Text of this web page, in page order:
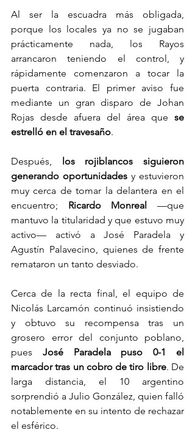
Al ser la escuadra más obligada,
porque los locales ya no se jugaban
prácticamente nada, los Rayos
arrancaron teniendo el control, y
rápidamente comenzaron a tocar la
puerta contraria. El primer aviso fue
mediante un gran disparo de Johan
Rojas desde afuera del área que se
estrelló en el travesaño.
Después,
los rojiblancos siguieron
generando oportunidades y estuvieron
muy cerca de tomar la delantera en el
encuentro; Ricardo Monreal
—que
mantuvo la titularidad y que estuvo muy
activo— activó a José Paradela y
Agustín Palavecino, quienes de frente
remataron un tanto desviado.
Cerca de la recta final, el equipo de
Nicolás Larcamón continuó insistiendo
y obtuvo su recompensa tras un
grosero error del conjunto poblano,
pues José Paradela puso 0-1 el
marcador tras un cobro de tiro libre. De
larga distancia, el 10 argentino
sorprendió a Julio González, quien falló
notablemente en su intento de rechazar
el esférico.